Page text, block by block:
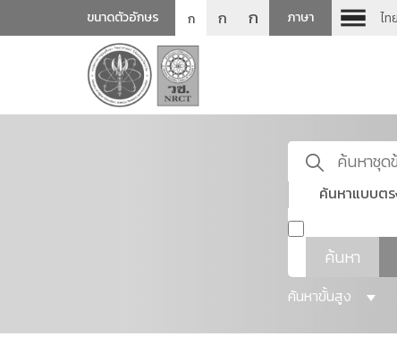
ขนาดตัวอักษร ก ก ก ภาษา ไทย
ค้นหาแบบต
ค้นหา
ค้นหาขั้นสูง